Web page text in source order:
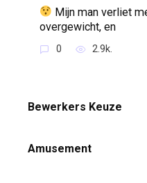
Mijn man verliet
overgewicht, en
0 2.9k.
Bewerkers Keuze
Amusement